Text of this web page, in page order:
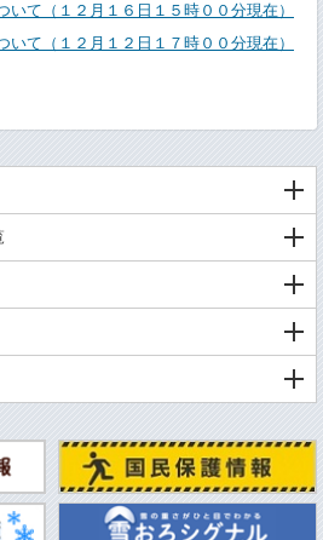
いて（１２月１６日１５時００分現在）
いて（１２月１２日１７時００分現在）